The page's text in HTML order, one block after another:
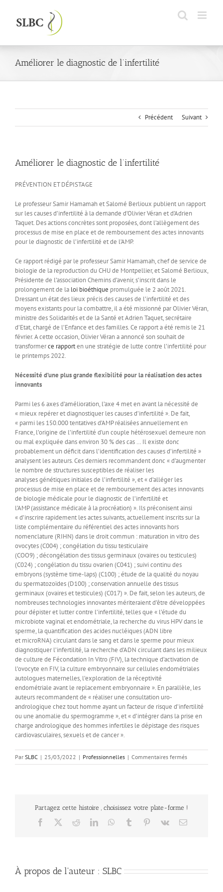
contenu
Améliorer le diagnostic de l’infertilité
Précédent Suivant
Améliorer le diagnostic de l’infertilité
PRÉVENTION ET DÉPISTAGE
Le professeur Samir Hamamah et Salomé Berlioux publient un rapport
sur les causes d’infertilité à la demande d’Olivier Véran et d’Adrien
Taquet. Des actions concrètes sont proposées, dont l’allègement des
processus de mise en place et de remboursement des actes innovants
pour le diagnostic de l’infertilité et de l’AMP.
Ce rapport rédigé par le professeur Samir Hamamah, chef de service de
biologie de la reproduction du CHU de Montpellier, et Salomé Berlioux,
Présidente de l’association Chemins d’avenir, s’inscrit dans le
prolongement de la loi bioéthique promulguée le 2 août 2021.
Dressant un état des lieux précis des causes de l’infertilité et des
moyens existants pour la combattre, il a été missionné par Olivier Véran,
ministre des Solidarités et de la Santé et Adrien Taquet, secrétaire
d’Etat, chargé de l’Enfance et des familles. Ce rapport a été remis le 21
février. A cette occasion, Olivier Véran a annoncé son souhait de
transformerce rapporten une stratégie de lutte contre l’infertilité pour
le printemps 2022.
Nécessité d’une plus grande flexibilité pour la réalisation des actes
innovants
Parmi les 6 axes d’amélioration, l’axe 4 met en avant la nécessité de
« mieux repérer et diagnostiquer les causes d’infertilité ». De fait,
« parmi les 150.000 tentatives d’AMP réalisées annuellement en
France, l’origine de l’infertilité d’un couple hétérosexuel demeure non
ou mal expliquée dans environ 30 % des cas … Il existe donc
probablement un déficit dans l’identification des causes d’infertilité »
analysent les auteurs. Ces derniers recommandent donc « d’augmenter
le nombre de structures susceptibles de réaliser les
analyses génétiques initiales de l’infertilité », et « d’alléger les
processus de mise en place et de remboursement des actes innovants
de biologie médicale pour le diagnostic de l’infertilité et
l’AMP (assistance médicale à la procréation) ». Ils préconisent ainsi
« d’inscrire rapidement les actes suivants, actuellement inscrits sur la
liste complémentaire du référentiel des actes innovants hors
nomenclature (RIHN) dans le droit commun : maturation in vitro des
ovocytes (C004) ; congélation du tissu testiculaire
(COO9) ; décongélation des tissus germinaux (ovaires ou testicules)
(C024) ; congélation du tissu ovarien (C041) ; suivi continu des
embryons (système time-laps) (C100) ; étude de la qualité du noyau
du spermatozoïdes (D100) ; conservation annuelle des tissus
germinaux (ovaires et testicules) (C017) ». De fait, selon les auteurs, de
nombreuses technologies innovantes mériteraient d’être développées
pour dépister et lutter contre l’infertilité, telles que « l’étude du
microbiote vaginal et endométriale, la recherche du virus HPV dans le
sperme, la quantification des acides nucléiques (ADN libre
et microRNA) circulant dans le sang et dans le sperme pour mieux
diagnostiquer l’infertilité, la recherche d’ADN circulant dans les milieux
de culture de Fécondation In Vitro (FIV), la technique d’activation de
l’ovocyte en FIV, la culture embryonnaire sur cellules endométriales
autologues maternelles, l’exploration de la réceptivité
endométriale avant le replacement embryonnaire ». En parallèle, les
auteurs recommandent de « réaliser une consultation uro-
andrologique chez tout homme ayant un facteur de risque d’infertilité
ou une anomalie du spermogramme », et « d’intégrer dans la prise en
charge andrologique des hommes infertiles le dépistage des risques
cardiovasculaires, sexuels et de cancer ».
Par SLBC | 25/03/2022 | Professionnelles | Commentaires ferméssur
Améliorer
Partagez cette histoire , choisissez votre plate-forme !
Facebook RedditLinkedInWhatsApp
Tumblr Pinterest
Vk Email
À propos de l'auteur : SLBC